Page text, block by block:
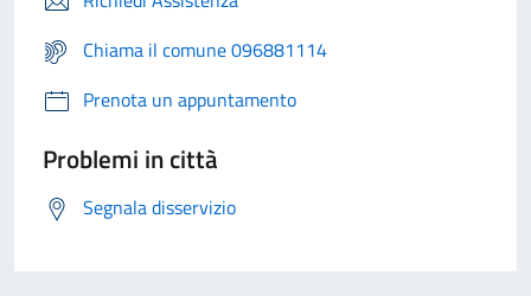
Chiama il comune 096881114
Prenota un appuntamento
Problemi in città
Segnala disservizio